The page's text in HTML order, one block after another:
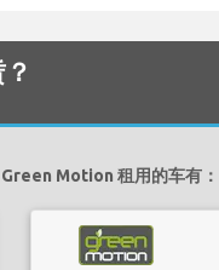
Motion 租用的车有：